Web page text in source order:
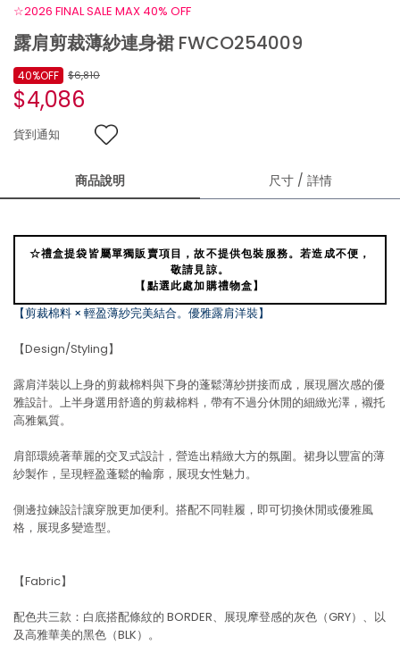
☆2026 FINAL SALE MAX 40% OFF
露肩剪裁薄紗連身裙 FWCO254009
$6,810
$4,086
40%OFF
貨到通知
商品說明 尺寸 / 詳情
☆禮盒提袋皆屬單獨販賣項目，故不提供包裝服務。若造成不便，
敬請見諒。
【點選此處加購禮物盒】
【剪裁棉料 × 輕盈薄紗完美結合。優雅露肩洋裝】
【Design/Styling】
露肩洋裝以上身的剪裁棉料與下身的蓬鬆薄紗拼接而成，展現層次感的優
雅設計。上半身選用舒適的剪裁棉料，帶有不過分休閒的細緻光澤，襯托
高雅氣質。
肩部環繞著華麗的交叉式設計，營造出精緻大方的氛圍。裙身以豐富的薄
紗製作，呈現輕盈蓬鬆的輪廓，展現女性魅力。
側邊拉鍊設計讓穿脫更加便利。搭配不同鞋履，即可切換休閒或優雅風
格，展現多變造型。
【Fabric】
配色共三款：白底搭配條紋的 BORDER、展現摩登感的灰色（GRY）、以
及高雅華美的黑色（BLK）。